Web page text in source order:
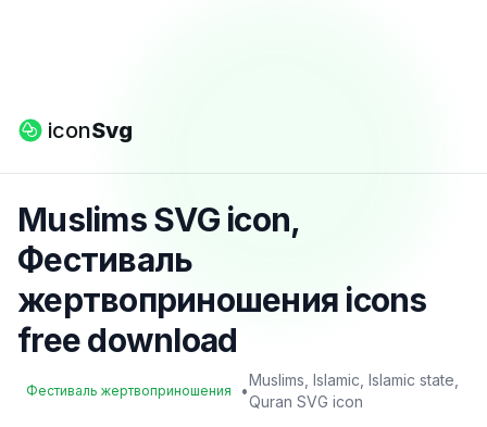
iconSvg
Muslims SVG icon,
Фестиваль
жертвоприношения icons
free download
Фестиваль жертвоприношения •
Muslims, Islamic, Islamic state,
Quran SVG icon